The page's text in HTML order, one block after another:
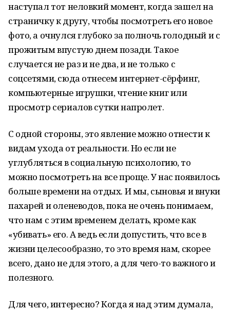
наступал тот неловкий момент, когда зашел на
страничку к другу, чтобы посмотреть его новое
фото, а очнулся глубоко за полночь голодный и с
прожитым впустую днем позади. Такое
случается не раз и не два, и не только с
соцсетями, сюда отнесем интернет-сёрфинг,
компьютерные игрушки, чтение книг или
просмотр сериалов сутки напролет.
С одной стороны, это явление можно отнести к
видам ухода от реальности. Но если не
углубляться в социальную психологию, то
можно посмотреть на все проще. У нас появилось
больше времени на отдых. И мы, сыновья и внуки
пахарей и оленеводов, пока не очень понимаем,
что нам с этим временем делать, кроме как
«убивать» его. А ведь если допустить, что все в
жизни целесообразно, то это время нам, скорее
всего, дано не для этого, а для чего-то важного и
полезного.
Для чего, интересно? Когда я над этим думала,